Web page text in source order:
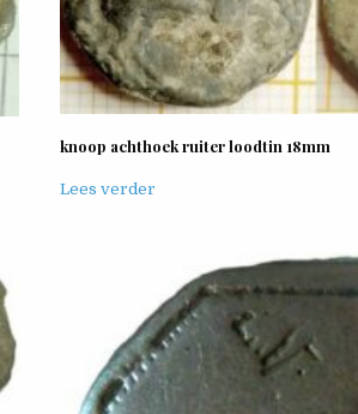
knoop achthoek ruiter loodtin 18mm
Lees verder